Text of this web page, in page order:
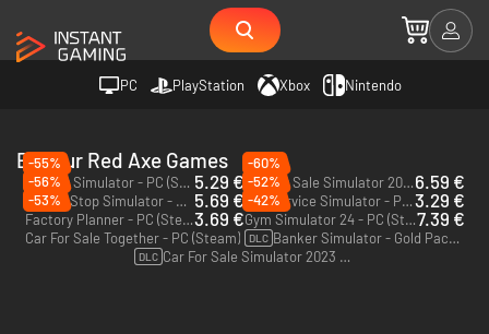
PC PlayStation Xbox Nintendo
Editeur Red Axe Games
-55%
Banker Simulator - PC (Steam) 5.29 €
-60%
Car For Sale Simulator 2023 - PC (Steam)6.59 €
-56%
Gamer Stop Simulator - PC (Steam) 5.69 €
-52%
Car Service Simulator - PC (Steam)3.29 €
-53%
Factory Planner - PC (Steam) - Europe & US & Canada3.69 €
-42%
Gym Simulator 24 - PC (Steam)7.39 €
Car For Sale Together - PC (Steam) DLC Banker Simulator - Gold Pack - PC (Steam)
DLC Car For Sale Simulator 2023 - Super Sports DLC - PC (Steam)